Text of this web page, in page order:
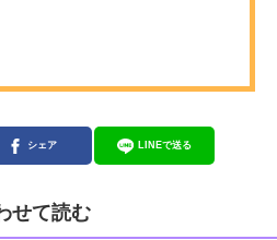
シェア LINEで送る
せて読む